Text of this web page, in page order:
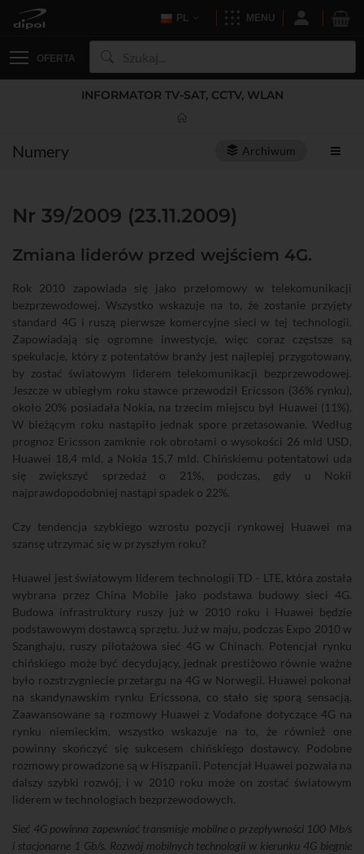
PL MENU
OFERTA
INFORMATOR TV-SAT, CCTV, WLAN
Numery Archiwum
Nr 39/2009 (23.11.2009)
Zmiana liderów przed wejściem 4G.
Rok 2010 zapowiada się jako przełomowy w telekomunikacji
bezprzewodowej. Wszystko wskazuje na to, że zostanie przyjęty
standard 4G i ruszą pierwsze komercyjne sieci w tej technologii.
Zapowiadają się ogromne inwestycje, więc coraz częstsze są
spekulacje, który z potentatów branży jest najlepiej przygotowany,
by zostać światowym liderem telekomunikacji bezprzewodowej.
Jeszcze w ubiegłym roku stawce przewodził Ericsson (36% rynku),
około 20% posiadała Nokia, na trzecim miejscu był Huawei (11%).
W bieżącym roku nastąpiło jednak spore przetasowanie. Według
prognoz Ericsson zamknie rok obrotami o wysokości 26 mld USD,
Huawei 18,4 mld, a Nokia 15,7 mld. Chińskiemu potentatowi uda
się zwiększyć sprzedaż o 21%, podczas, gdy u Nokii
najprawdopodobniej nastąpi spadek o 22%.
Czy tendencja szybkiego wzrostu pozycji rynkowej Huawei ma
szansę utrzymać się w przyszłym roku?
Huawei jest światowym liderem technologii TD - LTE, która została
wybrana przez China Mobile jako podstawa budowy sieci 4G.
Budowa infrastruktury ruszy już w 2010 roku i Huawei będzie
podstawowym dostawcą sprzętu. Już w maju, podczas Expo 2010 w
Szanghaju, ruszy pilotażowa sieć 4G w Chinach. Potencjał rynku
chińskiego może być decydujący, jednak prestiżowo równie ważne
było rozstrzygniecie przetargu na 4G w Norwegii. Huawei pokonał
na skandynawskim rynku Ericssona, co stało się sporą sensacją.
Zaawansowane są rozmowy Huawei z Vodafone dotyczące 4G na
rynku niemieckim, wszystko wskazuje na to, że również one
powinny skończyć się sukcesem chińskiego dostawcy. Podobne
rozmowy prowadzone są w Hiszpanii. Potencjał Huawei pozwala na
dalszy szybki rozwój, i w 2010 roku może on zostać światowym
liderem w technologiach bezprzewodowych.
Sieć 4G powinna zapewniać transmisje mobilne o przepływności 100 Mb/s
i stacjonarne 1 Gb/s. Rozwój mobilnych technologii w kierunku 4G biegnie